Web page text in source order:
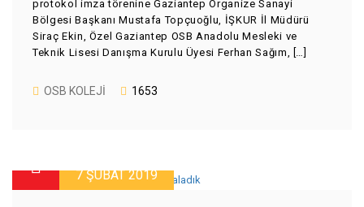
protokol imza törenine Gaziantep Organize Sanayi
Bölgesi Başkanı Mustafa Topçuoğlu, İŞKUR İl Müdürü
Siraç Ekin, Özel Gaziantep OSB Anadolu Mesleki ve
Teknik Lisesi Danışma Kurulu Üyesi Ferhan Sağım, […]
OSB KOLEJI 1653
7 ŞUBAT 2019